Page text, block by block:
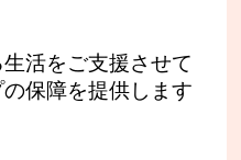
活をご支援させて
保障を提供します